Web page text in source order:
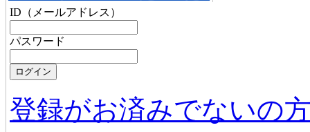
ID（メールアドレス）
パスワード
登録がお済みでないの